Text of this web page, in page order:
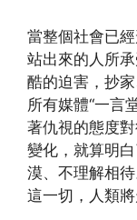
當整個社會已
站出來的人所
酷的迫害，抄
所有媒體“一言
著仇視的態度
變化，就算明
漠、不理解相
這一切，人類